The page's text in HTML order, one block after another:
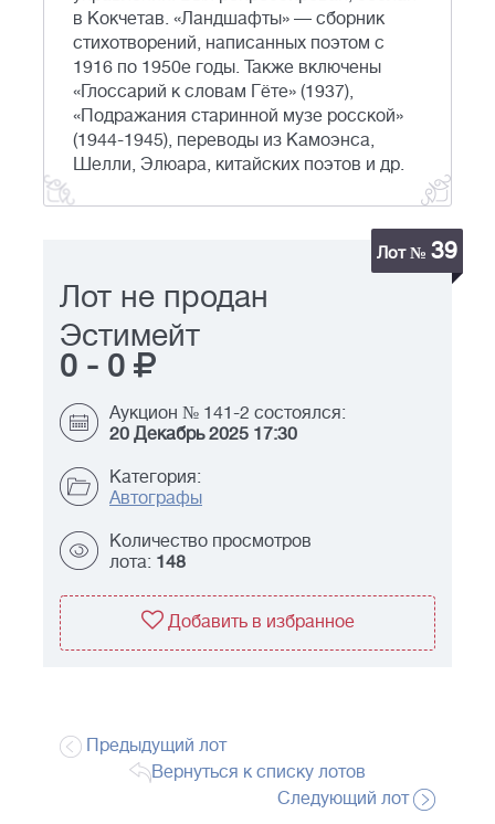
в Кокчетав. «Ландшафты» — сборник
стихотворений, написанных поэтом с
1916 по 1950е годы. Также включены
«Глоссарий к словам Гёте» (1937),
«Подражания старинной музе росской»
(1944-1945), переводы из Камоэнса,
Шелли, Элюара, китайских поэтов и др.
Лот № 39
Лот не продан
Эстимейт
0 - 0
Аукцион № 141-2 состоялся:
20 Декабрь 2025 17:30
Категория:
Автографы
Количество просмотров
лота: 148
Добавить в избранное
Предыдущий лот
Вернуться к списку лотов
Следующий лот